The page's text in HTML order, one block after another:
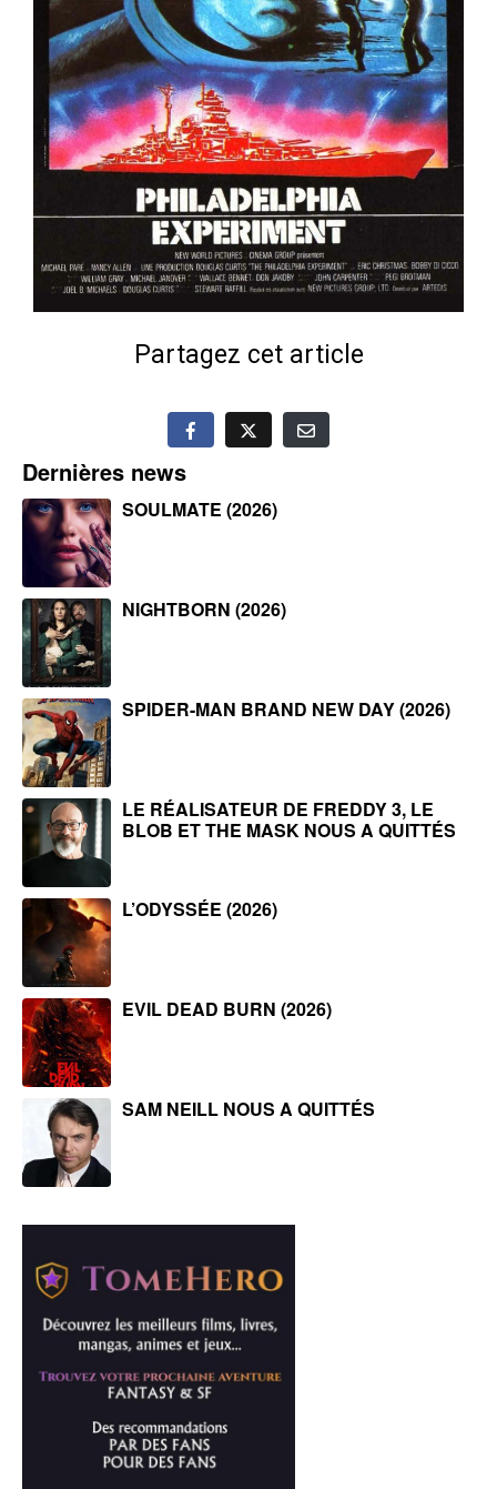
Partagez cet article
Dernières news
SOULMATE (2026)
NIGHTBORN (2026)
SPIDER-MAN BRAND NEW DAY (2026)
LE RÉALISATEUR DE FREDDY 3, LE
BLOB ET THE MASK NOUS A QUITTÉS
L’ODYSSÉE (2026)
EVIL DEAD BURN (2026)
SAM NEILL NOUS A QUITTÉS